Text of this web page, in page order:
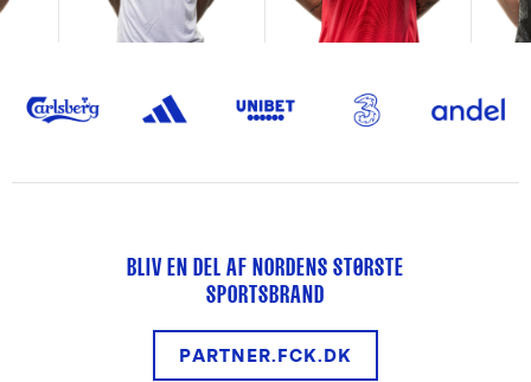
BLIV EN DEL AF NORDENS STØRSTE
SPORTSBRAND
PARTNER.FCK.DK